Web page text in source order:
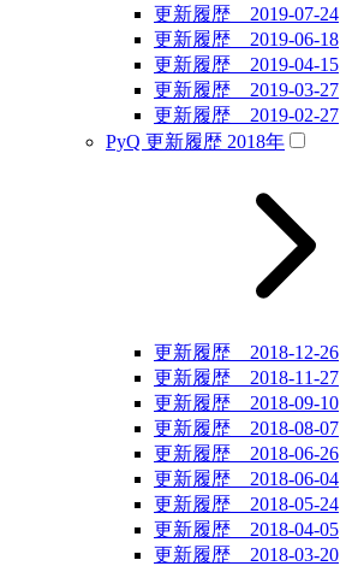
更新履歴 2019-07-24
更新履歴 2019-06-18
更新履歴 2019-04-15
更新履歴 2019-03-27
更新履歴 2019-02-27
PyQ 更新履歴 2018年
更新履歴 2018-12-26
更新履歴 2018-11-27
更新履歴 2018-09-10
更新履歴 2018-08-07
更新履歴 2018-06-26
更新履歴 2018-06-04
更新履歴 2018-05-24
更新履歴 2018-04-05
更新履歴 2018-03-20